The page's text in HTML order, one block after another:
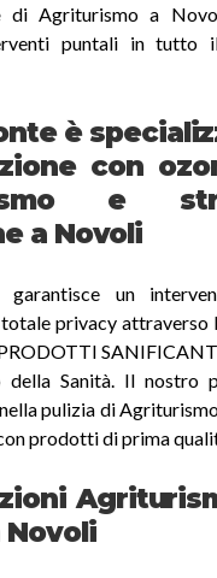
di Agriturismo a
puntali in tutto
è
con
e
a Novoli
garantisce un
privacy attraverso
Sanità. Il nostro
pulizia di
prodotti di prima
Novoli